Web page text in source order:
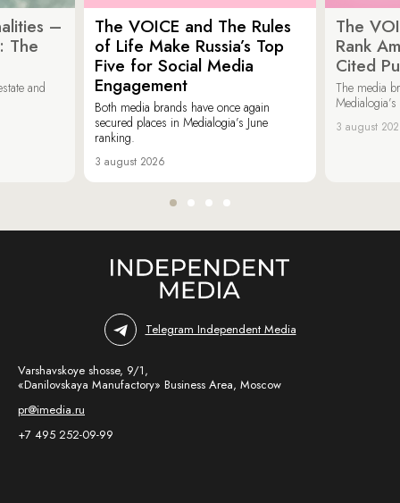
–
The
and
The VOICE and The Rules
of Life Make Russia’s Top
Five for Social Media
Engagement
Both media brands have once again
secured places in Medialogia’s June
ranking.
3 august 2026
The
Rank
Cited
The media
3 august
Telegram Independent Media
Varshavskoye shosse, 9/1,
«Danilovskaya Manufactory» Business Area, Moscow
pr@imedia.ru
+7 495 252-09-99